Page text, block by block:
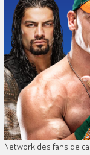
Network des fans de